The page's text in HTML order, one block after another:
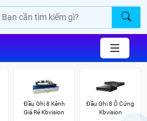
Đầu Ghi 8 Kênh
Giá Rẻ Kbvision
Đầu Ghi 8 Ổ Cứng
Kbvision